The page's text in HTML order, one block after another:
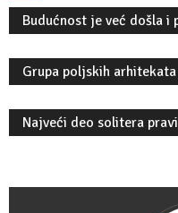
Budućnost je već došla i
Grupa poljskih
Najveći deo solitera